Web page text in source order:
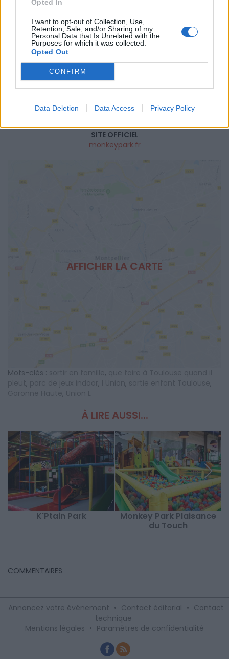
Opted In
I want to opt-out of Collection, Use,
Retention, Sale, and/or Sharing of my
Personal Data that Is Unrelated with the
Purposes for which it was collected.
Opted Out
CONFIRM
Data Deletion Data Access Privacy Policy
Monkey Park L'Union
1 Rue de la Caussade
31240 Union (L')
Tarif d'un jeton pour le bowling et le karting : 2€
Tarif à l'heure : 10€
Tarif Enfant +4 ans : 13,5€
SITE OFFICIEL
monkeypark.fr
AFFICHER LA CARTE
Mots-clés : ,
, , ,
,
,
À LIRE AUSSI...
K'Ptain Park
Monkey Park Plaisance
du Touch
COMMENTAIRES
Annoncez votre événement • Contact éditorial • Contact
technique
Mentions légales • Paramètres de confidentialité